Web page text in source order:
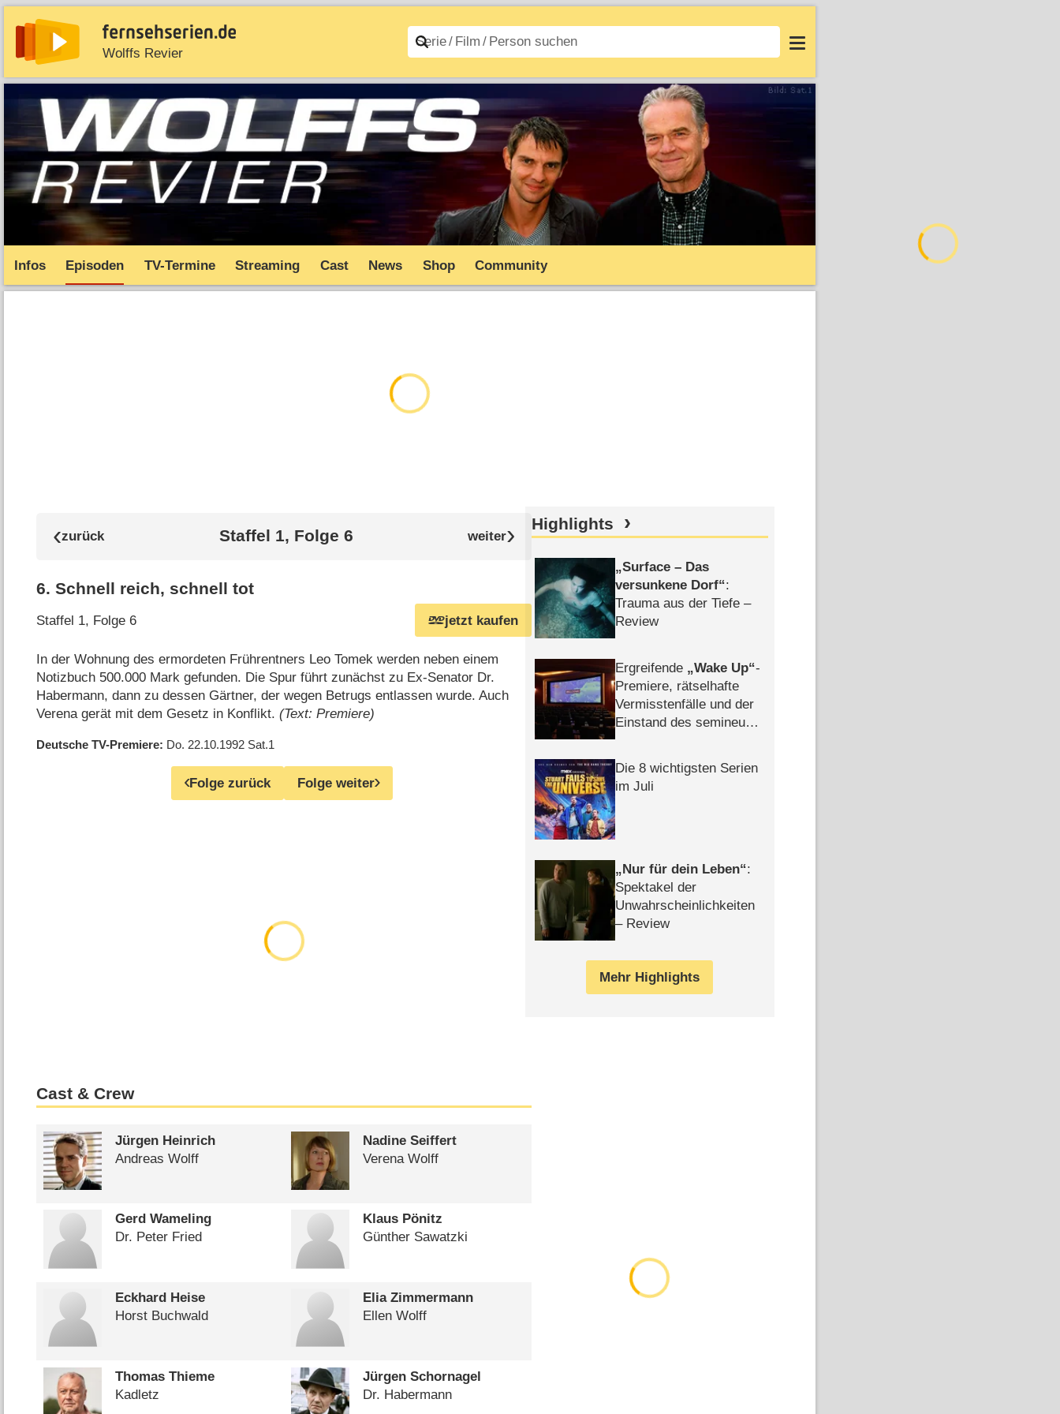
Wolffs Revier
News Entdecken Streaming Filme A–Z Login
Infos Episoden TV-Termine Streaming Cast News Shop Community
Staffel 1, Folge 6
6.Schnell reich, schnell tot
Staffel 1, Folge 6 jetzt kaufen
In der Wohnung des ermordeten Frührentners Leo Tomek werden neben einem
Notizbuch 500.000 Mark gefunden. Die Spur führt zunächst zu Ex-Senator Dr.
Habermann, dann zu dessen Gärtner, der wegen Betrugs entlassen wurde. Auch
Verena gerät mit dem Gesetz in Konflikt.(Text: Premiere)
Deutsche TV-Premiere Do. 22.10.1992 Sat.1
Folge zurück Folge weiter
Cast & Crew
Jürgen Heinrich
Andreas Wolff
Nadine Seiffert
Verena Wolff
Gerd Wameling
Dr. Peter Fried
Klaus Pönitz
Günther Sawatzki
Eckhard Heise
Horst Buchwald
Elia Zimmermann
Ellen Wolff
Thomas Thieme
Kadletz
Jürgen Schornagel
Dr. Habermann
Highlights
Surface – Das
versunkene Dorf :
Trauma aus der Tiefe –
Review
Ergreifende Wake Up -
Premiere, rätselhafte
Vermisstenfälle und der
Einstand des semineuen
Die 8 wichtigsten Serien
im Juli
Nur für dein Leben :
Spektakel der
Unwahrscheinlichkeiten
– Review
Mehr Highlights